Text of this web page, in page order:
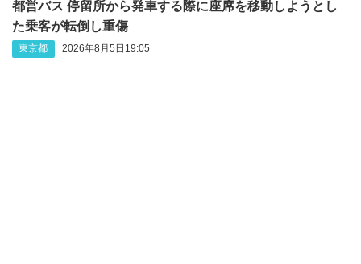
都営バス 停留所から発車する際に座席を移動しようとし
た乗客が転倒し重傷
東京都 2026年8月5日19:05